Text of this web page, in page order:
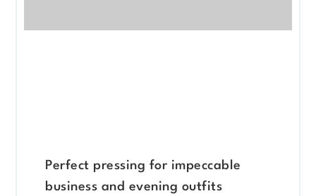
Perfect pressing for impeccable
business and evening outfits